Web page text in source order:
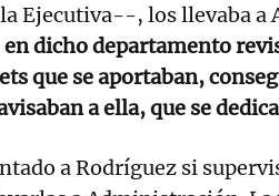
Ejecutiva--, los llevaba a
en dicho departamento
que se aportaban,
a ella, que se
a Rodríguez si